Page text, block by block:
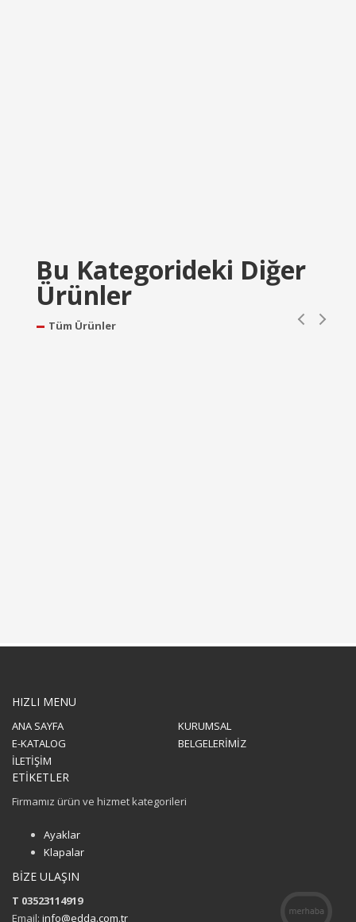
Bu Kategorideki Diğer
Ürünler
Tüm Ürünler
HIZLI MENU
ANA SAYFA
KURUMSAL
E-KATALOG
BELGELERİMİZ
İLETİŞİM
ETİKETLER
Firmamız ürün ve hizmet kategorileri
Ayaklar
Klapalar
BİZE ULAŞIN
T 03523114919
Email: info@edda.com.tr